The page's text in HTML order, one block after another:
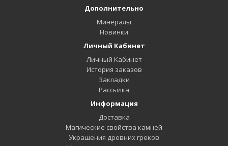
Дополнительно
Минералы
Новинки
Личный Кабинет
Личный Кабинет
История заказов
Закладки
Рассылка
Информация
Доставка
Магические свойства камней
Украшения древних греков